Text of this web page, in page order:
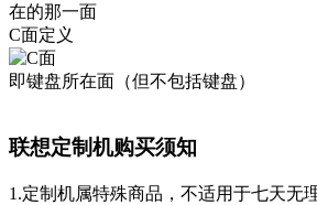
在的那一面
C面定义
即键盘所在面（但不包括键盘）
联想定制机购买须知
1.定制机属特殊商品，不适用于七天无